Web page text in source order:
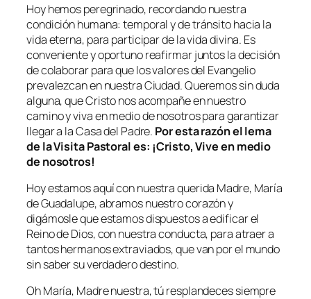
Hoy hemos peregrinado, recordando nuestra
condición humana: temporal y de tránsito hacia la
vida eterna, para participar de la vida divina. Es
conveniente y oportuno reafirmar juntos la decisión
de colaborar para que los valores del Evangelio
prevalezcan en nuestra Ciudad. Queremos sin duda
alguna, que Cristo nos acompañe en nuestro
camino y viva en medio de nosotros para garantizar
llegar a la Casa del Padre. Por esta razón el lema
de la Visita Pastoral es: ¡Cristo, Vive en medio
de nosotros!
Hoy estamos aquí con nuestra querida Madre, María
de Guadalupe, abramos nuestro corazón y
digámosle que estamos dispuestos a edificar el
Reino de Dios, con nuestra conducta, para atraer a
tantos hermanos extraviados, que van por el mundo
sin saber su verdadero destino.
Oh María, Madre nuestra, tú resplandeces siempre